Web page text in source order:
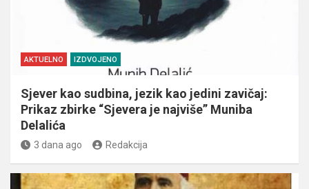
AKTUELNO IZDVOJENO
Sjever kao sudbina, jezik kao jedini zavičaj:
Prikaz zbirke “Sjevera je najviše” Muniba
Delalića
3 dana ago Redakcija